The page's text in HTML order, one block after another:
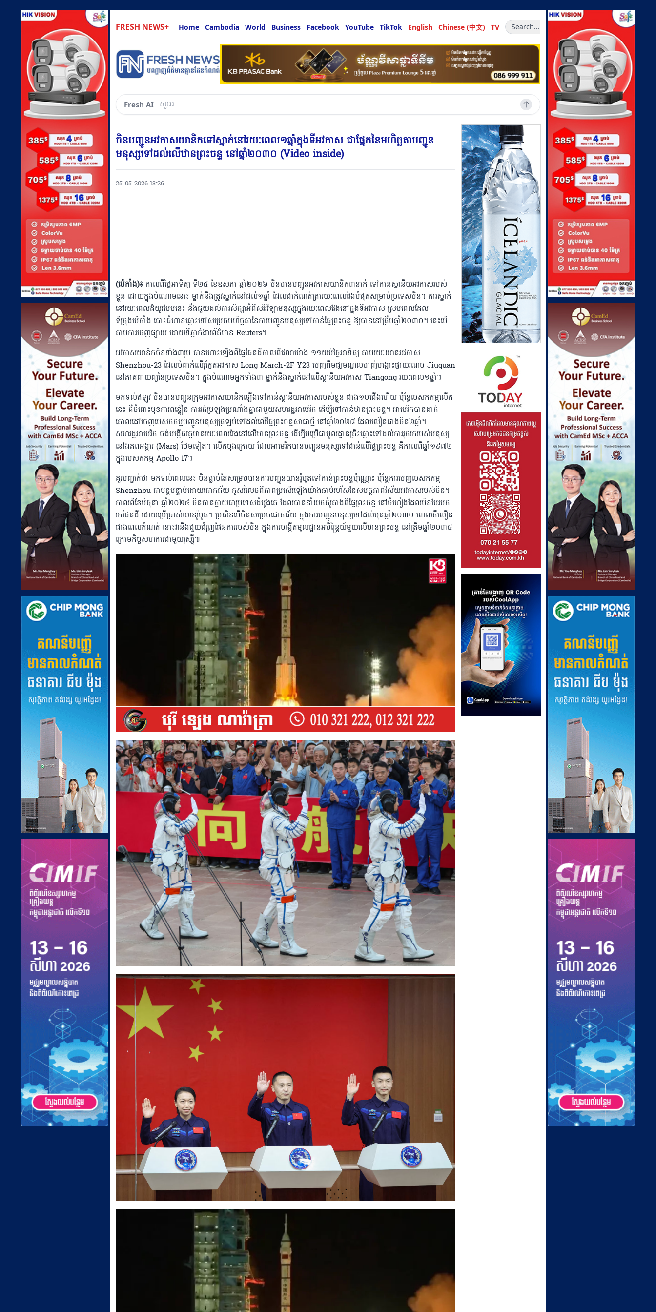
FRESH NEWS+ Home Cambodia World Business Facebook YouTube TikTok English Chinese (中文) TV Search...
Fresh AI សួរអ្វីៗគ្រប់យ៉ាងដែលអ្នកចង់ដឹង
ចិនបញ្ជូនអវកាសយានិកទៅស្នាក់នៅរយៈពេល១ឆ្នាំក្នុងទីអវកាស ជាផ្នែកនៃមហិច្ឆតាបញ្ជូន
មនុស្សទៅដល់លើឋានព្រះចន្ទ នៅឆ្នាំ២០៣០ (Video inside)
25-05-2026 13:26
(ប៉េកាំង)៖កាលពីថ្ងៃអាទិត្យ​​ ទី២៤ ខែឧសភា ឆ្នាំ២០២៦ ចិនបានបញ្ជូនអវកាសយានិក៣នាក់ ទៅកាន់ស្ថានីយអវកាសរបស់
ខ្លួន ដោយក្នុងចំណោមនោះ ម្នាក់នឹងត្រូវស្នាក់នៅដល់១ឆ្នាំ ដែលជាកំណត់ត្រារយៈពេលវែងបំផុតសម្រាប់ប្រទេសចិន។ ការស្នាក់
នៅ​រយៈពេលដ៏យូរបែបនេះ នឹងជួយដល់ការសិក្សាអំពីសរីរវិទ្យាមនុស្សក្នុងរយៈពេលវែង​នៅក្នុងទីអវកាស ស្របពេលដែល
ទីក្រុងប៉េកាំង បោះជំហានឆ្ពោះទៅសម្រេចមហិច្ឆតានៃការបញ្ជូនមនុស្សទៅកាន់ផ្ទៃព្រះចន្ទ ឱ្យបាននៅត្រឹមឆ្នាំ២០៣០។ នេះបើ
តាមការចេញផ្សាយ ដោយទីភ្នាក់ងារព័ត៌មាន Reuters។
អវកាសយានិកចិនទាំង៣រូប បានហោះឡើងពីផ្ទៃផែនដីកាលពីវេលាម៉ោង ១១យប់ថ្ងៃអាទិត្យ តាមរយៈយានអវកាស
Shenzhou-23 ដែលបំពាក់លើរ៉ុក្កែតអវកាស Long March-2F Y23 ចេញពីមជ្ឈមណ្ឌលបាញ់បង្ហោះផ្កាយរណប Jiuquan
នៅភាគពាយព្យនៃប្រទេសចិន។ ក្នុងចំណោមអ្នកទាំង៣ ម្នាក់នឹងស្នាក់នៅលើស្ថានីយអវកាស Tiangong រយៈពេល១ឆ្នាំ។
មកទល់ឥឡូវ ចិនបានបញ្ជូនក្រុមអវកាសយានិកឡើងទៅកាន់ស្ថានីយអវកាសរបស់ខ្លួន ជាង១០ជើងហើយ ប៉ុន្តែបេសកកម្មលើក
នេះ គឺចំពោះមុខការពន្លឿន ការរត់ប្រឡងប្រណាំងគ្នាជាមួយសហរដ្ឋអាមេរិក ដើម្បីទៅកាន់ឋានព្រះចន្ទ។ អាមេរិកបានដាក់
គោលដៅ​ចេញបេសកកម្មបញ្ជូនមនុស្សត្រឡប់ទៅដល់លើផ្ទៃព្រះចន្ទសាជាថ្មី នៅឆ្នាំ២០២៨ ដែលលឿនជាងចិន២ឆ្នាំ។
សហរដ្ឋអាមេរិក ចង់បង្កើតវត្តមានរយៈពេលវែងនៅលើឋានព្រះចន្ទ ដើម្បីបម្រើជាមូលដ្ឋានគ្រឹះឆ្ពោះទៅដល់ការរុករករបស់មនុស្ស
នៅឯភពអង្គារ (Mars) ថែមទៀត។ លើកចុងក្រោយ ដែលអាមេរិកបានបញ្ជូនមនុស្សទៅជាន់លើផ្ទៃព្រះចន្ទ គឺកាលពីឆ្នាំ១៩៧២
ក្នុងបេសកកម្ម ​Apollo 17។
គួរបញ្ជាក់ថា មកទល់ពេលនេះ ចិនធ្លាប់តែសម្រេចបានការបញ្ជូនយានរ៉ូបូតទៅកាន់ព្រះចន្ទប៉ុណ្ណោះ ប៉ុន្តែការចេញបេសកកម្ម
Shenzhou ជាបន្តបន្ទាប់ដោយជោគជ័យ គូសរំលេចពីភាពប្រសើរឡើងយ៉ាងឆាប់រហ័សនៃសមត្ថភាពវិស័យអវកាសរបស់ចិន។
កាលពីខែមិថុនា ឆ្នាំ២០២៤ ចិនបានក្លាយជាប្រទេសដំបូងគេ ដែលបាននាំយកគំរូតាងពីផ្ទៃព្រះចន្ទ នៅចំហៀងដែលមិនបែរមក​
រក​ផែនដី ដោយប្រើប្រាស់យានរ៉ូបូត។ ប្រសិនបើចិនសម្រេចជោគជ័យ ក្នុងការបញ្ជូនមនុស្សទៅដល់មុនឆ្នាំ២០៣០ ពោលគឺលឿន
ជាង​ពេលកំណត់ នោះវានឹងជួយជំរុញផែនការរបស់ចិន ក្នុងការបង្កើតមូលដ្ឋានអចិន្រ្តៃយ៍មួយលើឋានព្រះចន្ទ នៅត្រឹមឆ្នាំ២០៣៥
ក្រោមកិច្ចសហការជាមួយរុស្ស៉ី៕